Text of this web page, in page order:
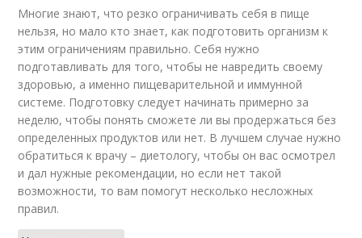
Многие знают, что резко ограничивать себя в пище
нельзя, но мало кто знает, как подготовить организм к
этим ограничениям правильно. Себя нужно
подготавливать для того, чтобы не навредить своему
здоровью, а именно пищеварительной и иммунной
системе. Подготовку следует начинать примерно за
неделю, чтобы понять сможете ли вы продержаться без
определенных продуктов или нет. В лучшем случае нужно
обратиться к врачу – диетологу, чтобы он вас осмотрел
и дал нужные рекомендации, но если нет такой
возможности, то вам помогут несколько несложных
правил.